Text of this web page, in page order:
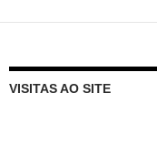
VISITAS AO SITE